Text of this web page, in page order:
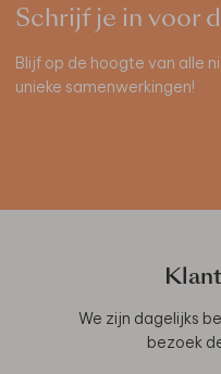
Schrijf je in voor
Blijf op de hoogte van alle
unieke samenwerkingen!
We zijn dagelijks
bezoek